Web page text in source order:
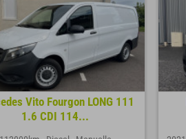
Vito Fourgon LONG 111
1.6 CDI 114...